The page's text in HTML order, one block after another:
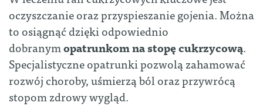
oczyszczanie oraz przyspieszanie gojenia. Można
to osiągnąć dzięki odpowiednio
dobranymopatrunkom na stopę cukrzycową.
Specjalistyczne opatrunki pozwolą zahamować
rozwój choroby, uśmierzą ból oraz przywrócą
stopom zdrowy wygląd.